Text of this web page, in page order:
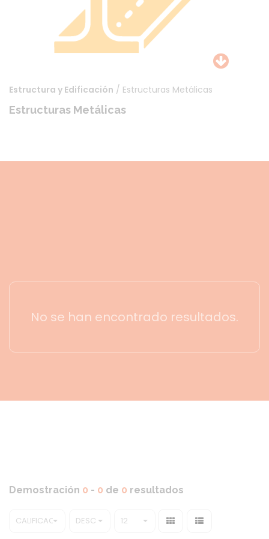
Estructura y Edificación / Estructuras Metálicas
Estructuras Metálicas
No se han encontrado resultados.
Demostración 0 - 0 de 0 resultados
CALIFICACIÓN DESC 12